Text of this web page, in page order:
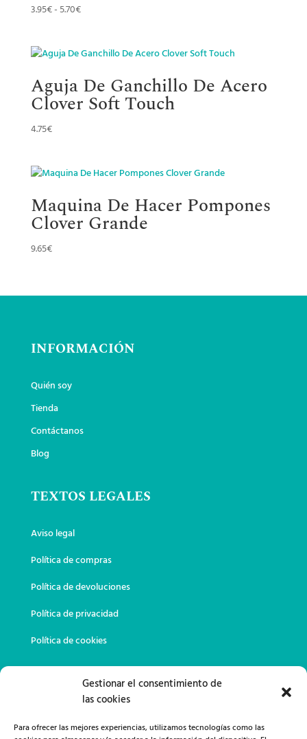
Gestionar el consentimiento de
las cookies
Para ofrecer las mejores experiencias, utilizamos tecnologías como las
3.95€- 5.70€Rango
desde
hasta
5.70€
Aguja De Ganchillo De Acero
Clover Soft Touch
4.75€
Maquina De Hacer Pompones
Clover Grande
9.65€
INFORMACIÓN
Quién soy
Tienda
Contáctanos
Blog
TEXTOS LEGALES
Aviso legal
Política de compras
Política de devoluciones
Política de privacidad
Política de cookies
DATOS DE CONTACTO